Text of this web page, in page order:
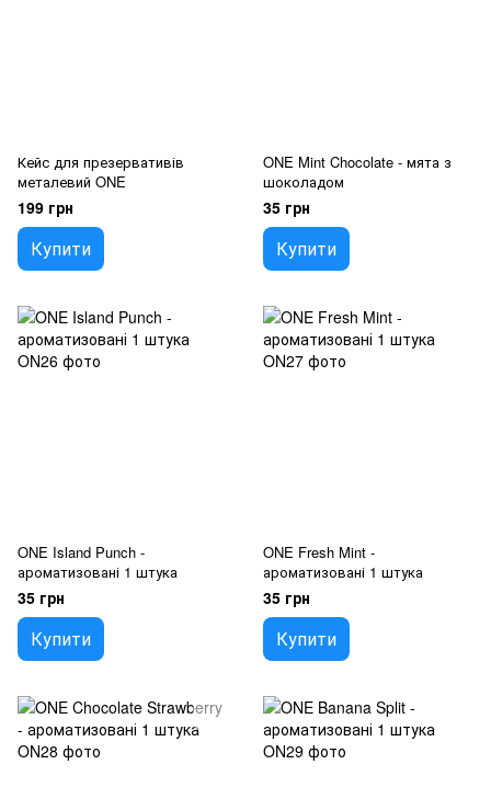
Кейс для презервативів
металевий ONE
199 грн
Купити
ONE Mint Chocolate - мята з
шоколадом
35 грн
Купити
ONE Island Punch -
ароматизовані 1 штука
35 грн
Купити
ONE Fresh Mint -
ароматизовані 1 штука
35 грн
Купити